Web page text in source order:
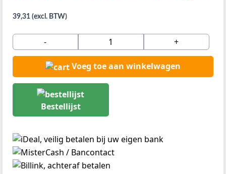
39,31 (excl. BTW)
- +
Voeg toe aan winkelwagen
Bestellijst